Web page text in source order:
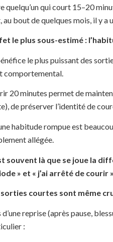
quelqu’un qui court 15–20
au bout de quelques mois, il y a
le plus sous-estimé :
le plus puissant des
comportemental.
20 minutes permet de
de préserver l’identité de
habitude rompue est
allégée.
souvent là que se joue la
» et « j’ai arrêté de courir »
sorties courtes sont même
d’une reprise (après pause,
: